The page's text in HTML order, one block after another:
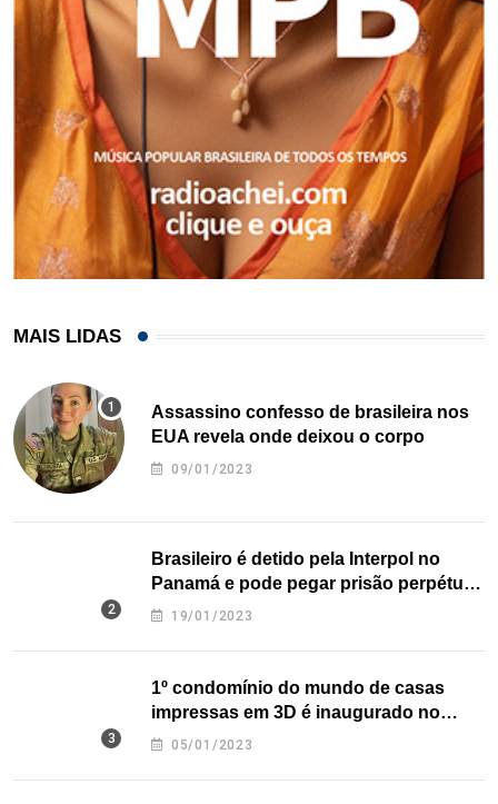
MAIS LIDAS
Assassino confesso de brasileira nos
EUA revela onde deixou o corpo
09/01/2023
Brasileiro é detido pela Interpol no
Panamá e pode pegar prisão perpétua
nos EUA
19/01/2023
1º condomínio do mundo de casas
impressas em 3D é inaugurado no
Texas
05/01/2023